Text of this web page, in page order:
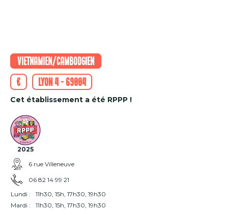
Vietnamien/Cambodgien
€
Lyon 4 - 69004
Cet établissement a été RPPP !
2025
6 rue Villeneuve
06 82 14 99 21
Lundi :
11h30, 15h, 17h30, 19h30
Mardi :
11h30, 15h, 17h30, 19h30